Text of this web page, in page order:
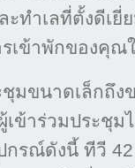
ะทำเลที่ตั้งดีเยี่
เข้าพักของคุณ
ชุมขนาดเล็กถึ
เข้าร่วมประชุ
รณ์ดังนี้ ทีวี 42